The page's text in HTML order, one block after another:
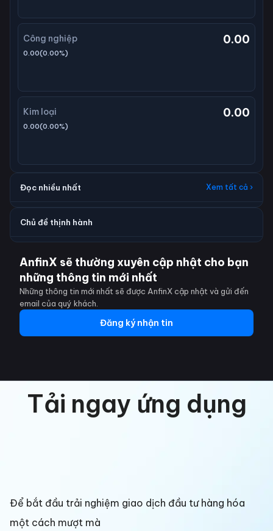
Công nghiệp 0.00
0.00(0.00%)
Kim loại 0.00
0.00(0.00%)
Đọc nhiều nhất Xem tất cả ›
Chủ đề thịnh hành
AnfinX sẽ thường xuyên cập nhật cho bạn
những thông tin mới nhất
Những thông tin mới nhất sẽ được AnfinX cập nhật và gửi đến
email của quý khách.
Đăng ký nhận tin
Tải ngay ứng dụng
Để bắt đầu trải nghiệm giao dịch đầu tư hàng hóa
một cách mượt mà